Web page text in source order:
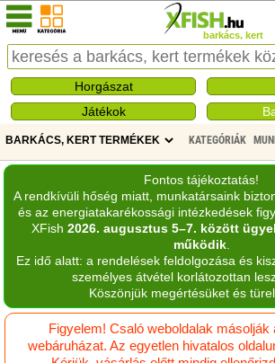
barkács, kert
Horgászat
Játékok
KATEGÓRIÁK
Fontos tájékoztatás!
A rendkívüli hőség miatt, munkatársaink
és az energiatakarékossági intézkedések
XFish 2026. augusztus 5–7. között
működik.
Ez idő alatt: a rendelések feldolgozása és
személyes átvétel korlátozottan
Köszönjük megértésüket és
Figyelem! Csaló weboldalak másolják
webáruházat. Az egyetlen hivatalos